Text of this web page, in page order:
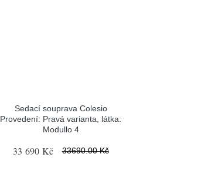
Sedací souprava Colesio
Provedení: Pravá varianta, látka:
Modullo 4
33 690 Kč 33690.00 Kč